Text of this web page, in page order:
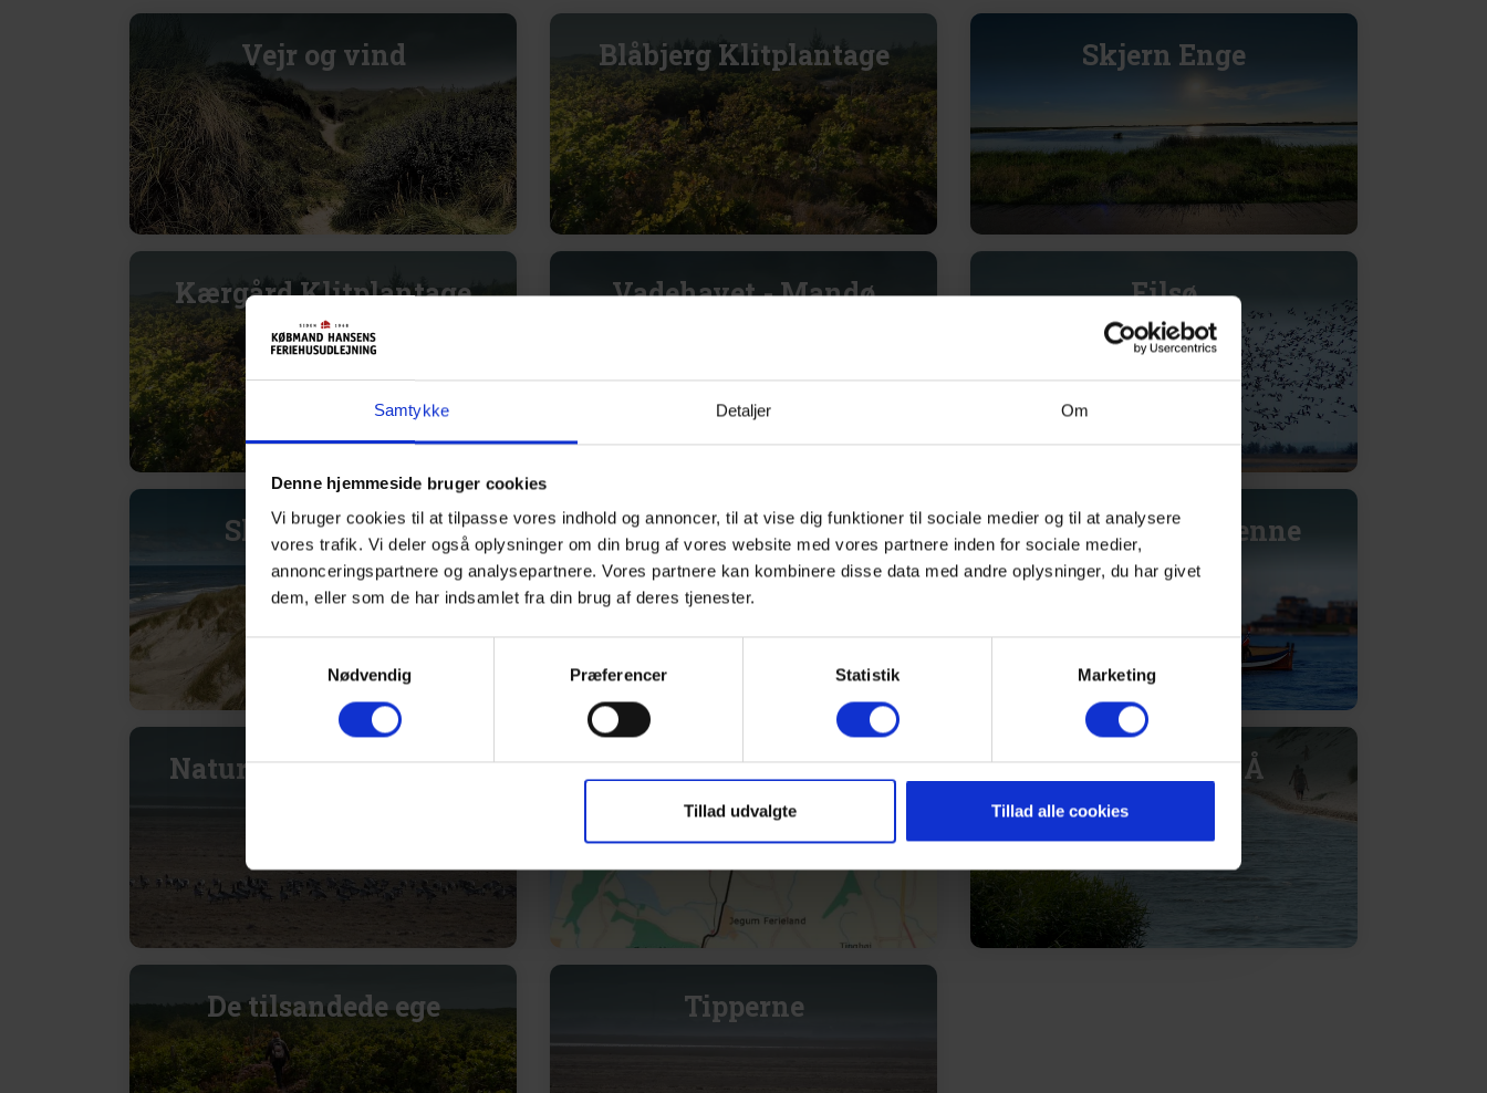
Samtykke Detaljer Om
Denne hjemmeside bruger cookies
Vi bruger cookies til at tilpasse vores indhold og annoncer, til at vise dig funktioner til sociale medier og til at analysere
vores trafik. Vi deler også oplysninger om din brug af vores website med vores partnere inden for sociale medier,
annonceringspartnere og analysepartnere. Vores partnere kan kombinere disse data med andre oplysninger, du har givet
dem, eller som de har indsamlet fra din brug af deres tjenester.
Nødvendig
Præferencer Statistik Marketing
Tillad udvalgte Tillad alle cookies
Vejr og vind Blåbjerg Klitplantage Skjern Enge
Kærgård Klitplantage Vadehavet - Mandø Filsø
Skaven Strand Tidevandstabel Vikinger ved Henne
Naturpark Vesterhavet
Margueritruten Henne Mølle Å
De tilsandede ege Tipperne